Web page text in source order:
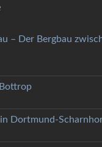
– Der Bergbau
Dortmund-